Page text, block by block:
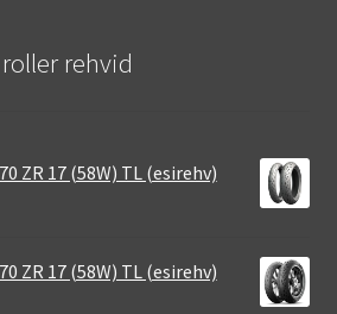
rehvid
ZR 17 (58W) TL (esirehv)
ZR 17 (58W) TL (esirehv)